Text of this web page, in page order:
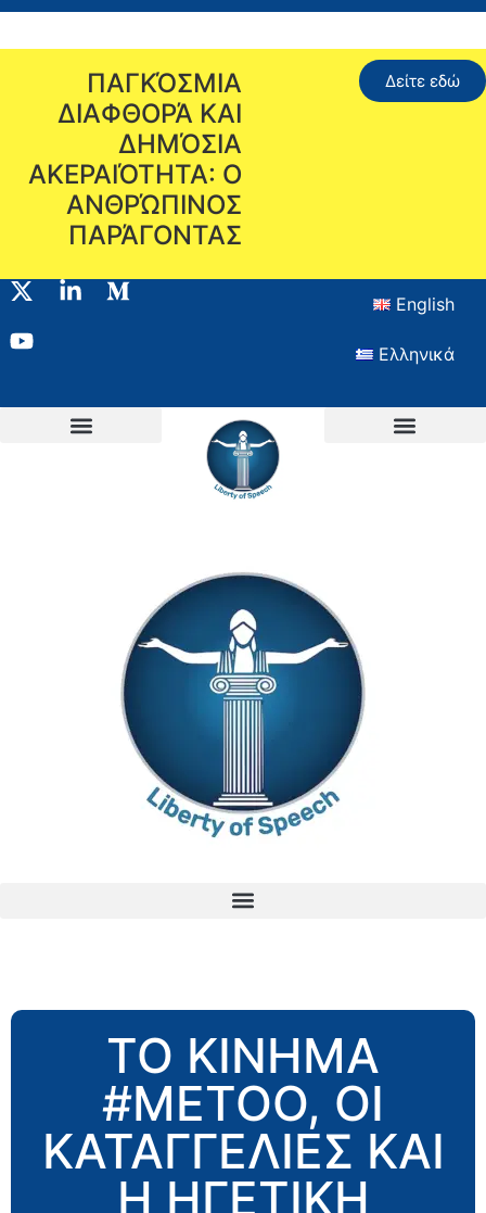
ΠΑΓΚΌΣΜΙΑ
ΔΙΑΦΘΟΡΆ ΚΑΙ
ΔΗΜΌΣΙΑ
ΑΚΕΡΑΙΌΤΗΤΑ: Ο
ΑΝΘΡΏΠΙΝΟΣ
ΠΑΡΆΓΟΝΤΑΣ
Δείτε εδώ
English
Ελληνικά
ΤΟ ΚΊΝΗΜΑ
#METOO, ΟΙ
ΚΑΤΑΓΓΕΛΊΕΣ ΚΑΙ
Η ΗΓΕΤΙΚΉ